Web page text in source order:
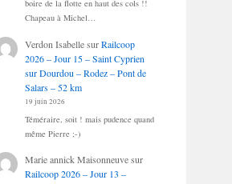
boire de la flotte en haut des cols !!
Chapeau à Michel…
Verdon IsabellesurRailcoop
2026 – Jour 15 – Saint Cyprien
sur Dourdou – Rodez – Pont de
Salars – 52 km
19 juin 2026
Téméraire, soit ! mais pudence quand
même Pierre ;-)
Marie annick Maisonneuvesur
Railcoop 2026 – Jour 13 –